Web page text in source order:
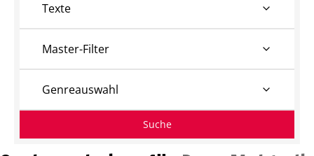
Texte
Master-Filter
Genreauswahl
Suche